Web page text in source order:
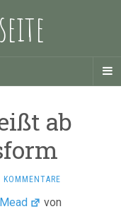
ab
KOMMENTARE
Mead
von